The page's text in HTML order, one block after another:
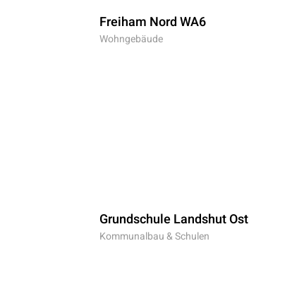
Freiham Nord WA6
Wohngebäude
Grundschule Landshut Ost
Kommunalbau & Schulen